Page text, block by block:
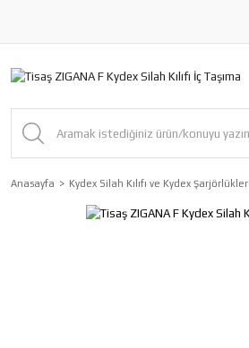
Anasayfa Kydex Silah Kılıfı ve Kydex Şarjörlükler